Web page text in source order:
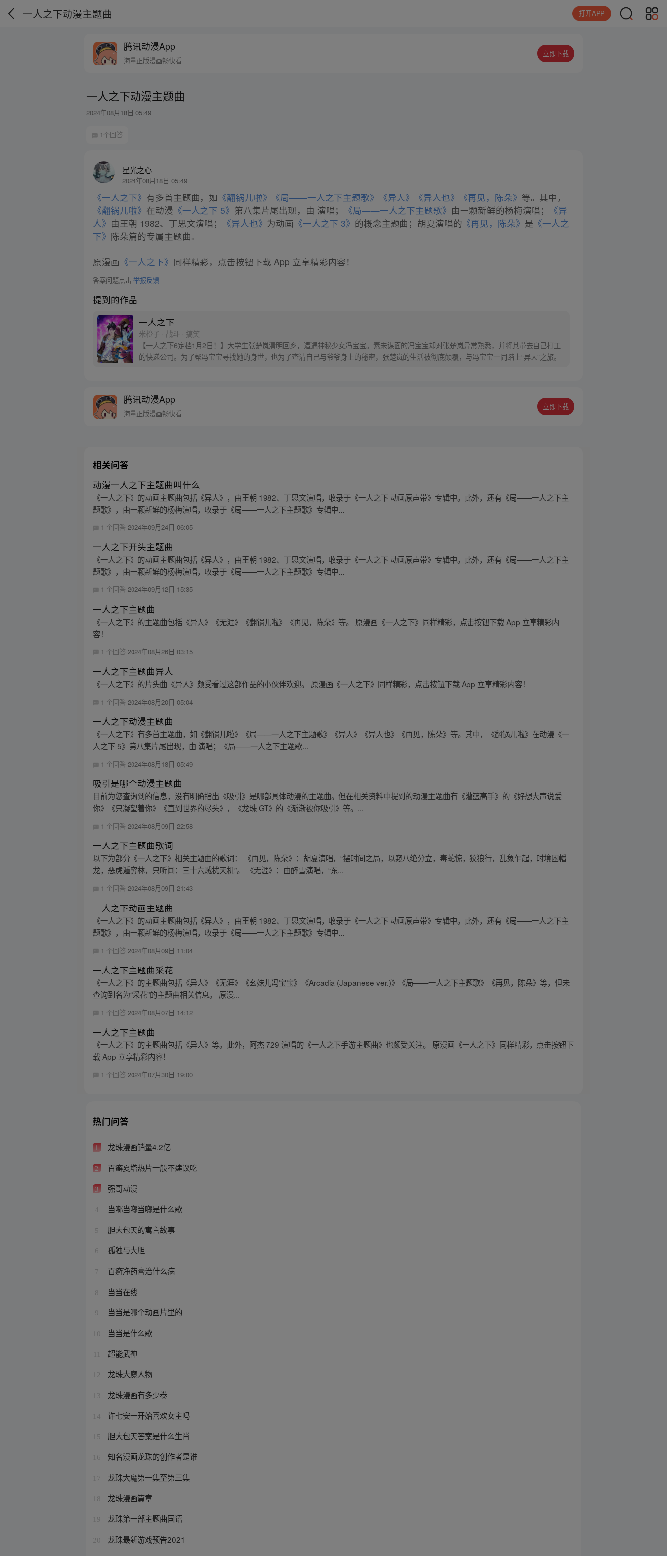
一人之下动漫主题曲 打开APP
腾讯动漫App
海量正版漫画畅快看
立即下载
一人之下动漫主题曲
2024年08月18日 05:49
1个回答
星光之心
2024年08月18日 05:49
《一人之下》 有多首主题曲，如 《翻锅儿啦》 《局——一人之下主题歌》 《异人》 《异人也》 《再见，陈朵》 等。其中，
《翻锅儿啦》 在动漫 《一人之下 5》 第八集片尾出现，由 演唱； 《局——一人之下主题歌》 由一颗新鲜的杨梅演唱；
《异
人》 由王朝 1982、丁思文演唱； 《异人也》 为动画 《一人之下 3》 的概念主题曲；胡夏演唱的 《再见，陈朵》 是 《一人之
下》 陈朵篇的专属主题曲。
原漫画 《一人之下》 同样精彩，点击按钮下载 App 立享精彩内容！
答案问题点击举报反馈
提到的作品
一人之下
米橙子 · 战斗 · 搞笑
【一人之下6定档1月2日！】大学生张楚岚清明回乡，遭遇神秘少女冯宝宝。素未谋面的冯宝宝却对张楚岚异常熟悉，并将其带去自己打工
的快递公司。为了帮冯宝宝寻找她的身世，也为了查清自己与爷爷身上的秘密，张楚岚的生活被彻底颠覆，与冯宝宝一同踏上“异人”之旅。
腾讯动漫App
海量正版漫画畅快看
立即下载
相关问答
动漫一人之下主题曲叫什么
《一人之下》的动画主题曲包括《异人》，由王朝 1982、丁思文演唱，收录于《一人之下 动画原声带》专辑中。此外，还有《局——一人之下主
题歌》，由一颗新鲜的杨梅演唱，收录于《局——一人之下主题歌》专辑中...
1 个回答2024年09月24日 06:05
一人之下开头主题曲
《一人之下》的动画主题曲包括《异人》，由王朝 1982、丁思文演唱，收录于《一人之下 动画原声带》专辑中。此外，还有《局——一人之下主
题歌》，由一颗新鲜的杨梅演唱，收录于《局——一人之下主题歌》专辑中...
1 个回答2024年09月12日 15:35
一人之下主题曲
《一人之下》的主题曲包括《异人》《无涯》《翻锅儿啦》《再见，陈朵》等。 原漫画《一人之下》同样精彩，点击按钮下载 App 立享精彩内
容！
1 个回答 2024年08月26日 03:15
一人之下主题曲异人
《一人之下》的片头曲《异人》颇受看过这部作品的小伙伴欢迎。 原漫画《一人之下》同样精彩，点击按钮下载 App 立享精彩内容！
1 个回答 2024年08月20日 05:04
一人之下动漫主题曲
《一人之下》有多首主题曲，如《翻锅儿啦》《局——一人之下主题歌》《异人》《异人也》《再见，陈朵》等。其中，《翻锅儿啦》在动漫《一
人之下 5》第八集片尾出现，由 演唱；《局——一人之下主题歌...
1 个回答2024年08月18日 05:49
吸引是哪个动漫主题曲
目前为您查询到的信息，没有明确指出《吸引》是哪部具体动漫的主题曲。但在相关资料中提到的动漫主题曲有《灌篮高手》的《好想大声说爱
你》《只凝望着你》《直到世界的尽头》，《龙珠 GT》的《渐渐被你吸引》等。...
1 个回答2024年08月09日 22:58
一人之下主题曲歌词
以下为部分《一人之下》相关主题曲的歌词： 《再见，陈朵》：胡夏演唱，“摆时间之局，以窥八绝分立，毒蛇惊，狡狼行，乱象乍起，时境困幡
龙，恶虎遁穷林，只听闻：三十六贼扰天机”。 《无涯》：由醉雪演唱，“东...
1 个回答2024年08月09日 21:43
一人之下动画主题曲
《一人之下》的动画主题曲包括《异人》，由王朝 1982、丁思文演唱，收录于《一人之下 动画原声带》专辑中。此外，还有《局——一人之下主
题歌》，由一颗新鲜的杨梅演唱，收录于《局——一人之下主题歌》专辑中...
1 个回答 2024年08月09日 11:04
一人之下主题曲采花
《一人之下》的主题曲包括《异人》《无涯》《幺妹儿冯宝宝》《Arcadia (Japanese ver.)》《局——一人之下主题歌》《再见，陈朵》等，但未
查询到名为“采花”的主题曲相关信息。 原漫...
1 个回答 2024年08月07日 14:12
一人之下主题曲
《一人之下》的主题曲包括《异人》等。此外，阿杰 729 演唱的《一人之下手游主题曲》也颇受关注。 原漫画《一人之下》同样精彩，点击按钮下
载 App 立享精彩内容！
1 个回答2024年07月30日 19:00
热门问答
1 龙珠漫画销量4.2亿
2 百癣夏塔热片一般不建议吃
3 强哥动漫
4 当啷当啷当啷是什么歌
5 胆大包天的寓言故事
6 孤独与大胆
7 百癣净药膏治什么病
8 当当在线
9 当当是哪个动画片里的
10 当当是什么歌
超能武神
12 龙珠大魔人物
13 龙珠漫画有多少卷
14 许七安一开始喜欢女主吗
15 胆大包天答案是什么生肖
16 知名漫画龙珠的创作者是谁
17 龙珠大魔第一集至第三集
18 龙珠漫画篇章
19 龙珠第一部主题曲国语
20 龙珠最新游戏预告2021